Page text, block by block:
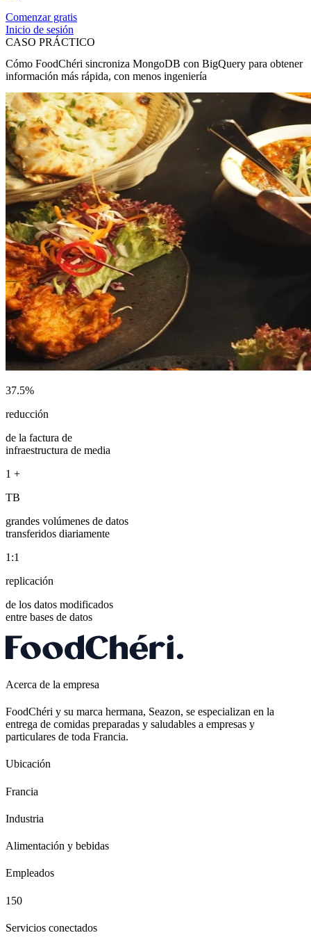
Comenzar gratis
Inicio de sesión
CASO PRÁCTICO
Cómo FoodChéri sincroniza MongoDB con BigQuery para obtener
información más rápida, con menos ingeniería
37.5%
reducción
de la factura de
infraestructura de media
1 +
TB
grandes volúmenes de datos
transferidos diariamente
1:1
replicación
de los datos modificados
entre bases de datos
Acerca de la empresa
FoodChéri y su marca hermana, Seazon, se especializan en la
entrega de comidas preparadas y saludables a empresas y
particulares de toda Francia.
Ubicación
Francia
Industria
Alimentación y bebidas
Empleados
150
Servicios conectados